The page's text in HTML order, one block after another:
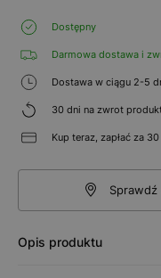
Dostępny
Darmowa dostawa i
Dostawa w ciągu 2-5
30 dni na zwrot
Kup teraz, zapłać za
Opis produktu